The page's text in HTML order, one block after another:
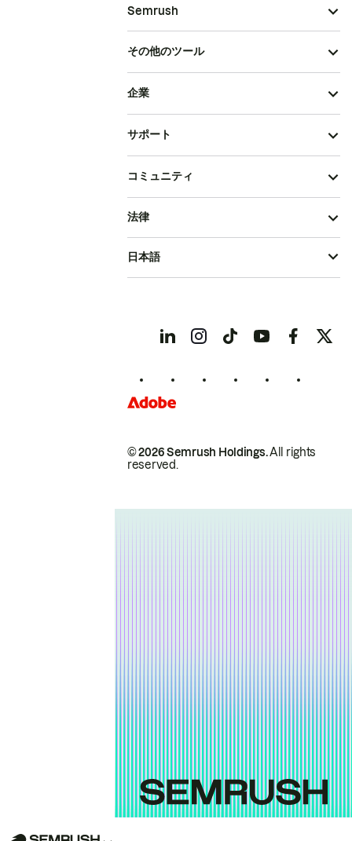
Semrush
その他のツール
企業
サポート
コミュニティ
© 2026 Semrush Holdings.All rights
reserved.
法律
日本語